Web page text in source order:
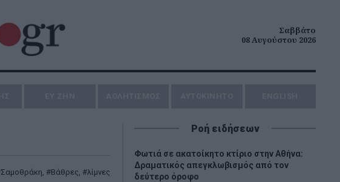
Σαββάτο
08 Αυγούστου 2026
Σαμοθράκη, Βάθρες, λίμνες
Ροή ειδήσεων
Φωτιά σε ακατοίκητο κτίριο στην Αθήνα:
Δραματικός απεγκλωβισμός από τον
δεύτερο όροφο